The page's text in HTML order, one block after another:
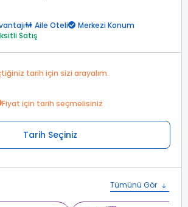
Aile Oteli
Merkezi Konum
Satış
tarih için sizi arayalım.
Fiyat için tarih seçmelisiniz
Tarih Seçiniz
Tümünü Gör